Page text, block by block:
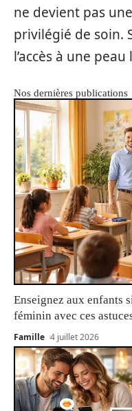
ne devient pas
privilégié de soin.
l’accès à une
Nos dernières publications
Enseignez aux enfants
féminin avec ces
Famille 4 juillet 2026